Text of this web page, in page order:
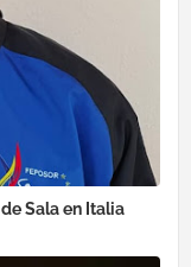
Sala en Italia